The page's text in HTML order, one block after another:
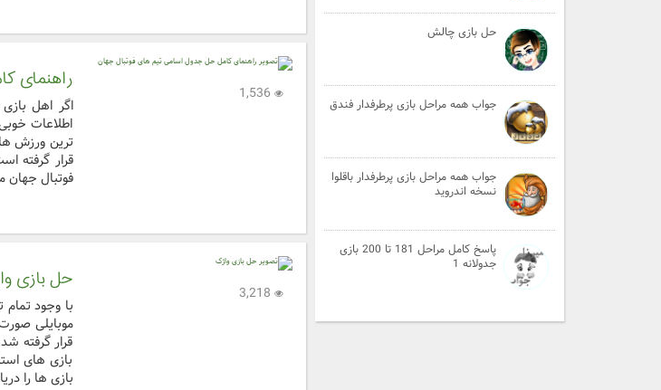
حل بازی چالش
جواب همه مراحل بازی پرطرفدار فندق
جواب همه مراحل بازی پرطرفدار باقلوا
نسخه اندروید
پاسخ کامل مراحل 181 تا 200 بازی
جدولانه 1
راهنمای
اگر اهل
اطلاعات
ترین ورزش
قرار گرفته
فوتبال جهان
حل بازی
با وجود
موبایلی
قرار گرفته
بازی های
بازی ها را